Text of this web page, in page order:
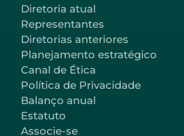
Diretoria atual
Representantes
Diretorias anteriores
Planejamento estratégico
Canal de Ética
Política de Privacidade
Balanço anual
Estatuto
Associe-se